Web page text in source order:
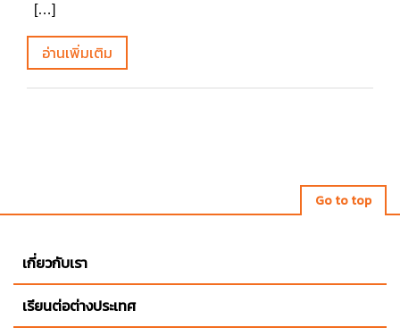
[…]
อ่านเพิ่มเติม
Go to top
เกี่ยวกับเรา
เรียนต่อต่างประเทศ